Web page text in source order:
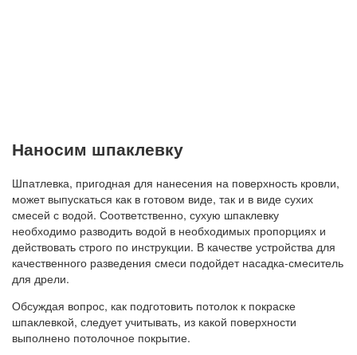
Наносим шпаклевку
Шпатлевка, пригодная для нанесения на поверхность кровли,
может выпускаться как в готовом виде, так и в виде сухих
смесей с водой. Соответственно, сухую шпаклевку
необходимо разводить водой в необходимых пропорциях и
действовать строго по инструкции. В качестве устройства для
качественного разведения смеси подойдет насадка-смеситель
для дрели.
Обсуждая вопрос, как подготовить потолок к покраске
шпаклевкой, следует учитывать, из какой поверхности
выполнено потолочное покрытие.